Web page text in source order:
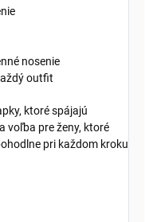
nosenie
outfit
ktoré spájajú
voľba pre ženy, ktoré
pri každom kroku